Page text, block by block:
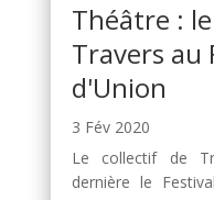
Théâtre :
Travers au
d'Union
3 Fév 2020
Le collectif de
dernière le